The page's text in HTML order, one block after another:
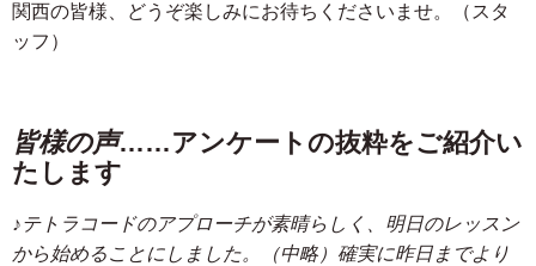
関西の皆様、どうぞ楽しみにお待ちくださいませ。（スタ
ッフ）
皆様の声……アンケートの抜粋をご紹介い
たします
♪テトラコードのアプローチが素晴らしく、明日のレッスン
から始めることにしました。（中略）確実に昨日までより